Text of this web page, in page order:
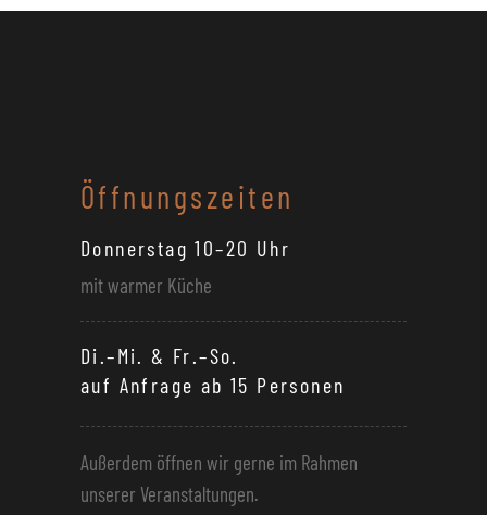
Öffnungszeiten
Donnerstag 10–20 Uhr
mit warmer Küche
Di.–Mi. & Fr.–So.
auf Anfrage ab 15 Personen
Außerdem öffnen wir gerne im Rahmen
unserer Veranstaltungen.